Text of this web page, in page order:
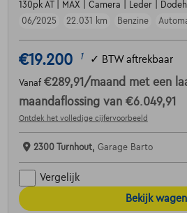
130pk AT | MAX | Camera | Leder |
06/2025
22.031 km Benzine
€19.200 1 ✓ BTW aftrekbaar
Vanaf €289,91 /maand met een
maandaflossing van €6.049,91
Ontdek het volledige cijfervoorbeeld
2300 Turnhout, Garage Barto
Vergelijk
Bekijk wagen